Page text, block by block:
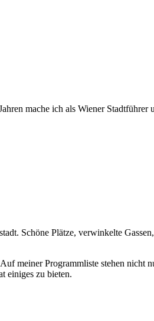
mache ich als Wiener Stadtführer
Schöne Plätze, verwinkelte
meiner Programmliste stehen nicht
einiges zu bieten.